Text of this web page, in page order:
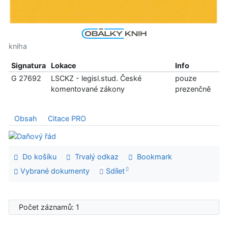
kniha
Signatura Lokace
Info
G 27692
LSCKZ - legisl.stud. České
komentované zákony
pouze
prezenčně
Obsah Citace PRO
Do košíku Trvalý odkaz
Bookmark
Vybrané dokumenty
Sdílet
Počet záznamů: 1